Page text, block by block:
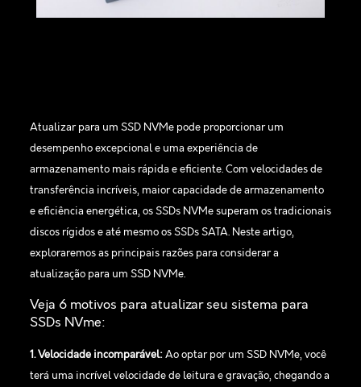
Atualizar para um SSD NVMe pode proporcionar um
desempenho excepcional e uma experiência de
armazenamento mais rápida e eficiente. Com velocidades de
transferência incríveis, maior capacidade de armazenamento
e eficiência energética, os SSDs NVMe superam os tradicionais
discos rígidos e até mesmo os SSDs SATA. Neste artigo,
exploraremos as principais razões para considerar a
atualização para um SSD NVMe.
Veja 6 motivos para atualizar seu sistema para
SSDs NVme:
1. Velocidade incomparável:Ao optar por um SSD NVMe, você
terá uma incrível velocidade de leitura e gravação, chegando a